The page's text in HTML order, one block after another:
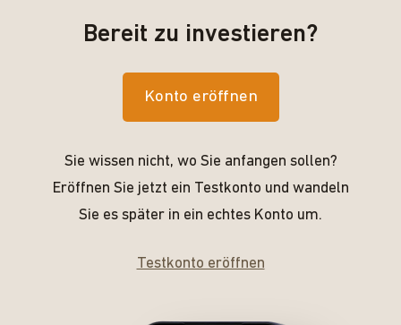
Bereit zu investieren?
Konto eröffnen
Sie wissen nicht, wo Sie anfangen sollen?
Eröffnen Sie jetzt ein Testkonto und wandeln
Sie es später in ein echtes Konto um.
Testkonto eröffnen